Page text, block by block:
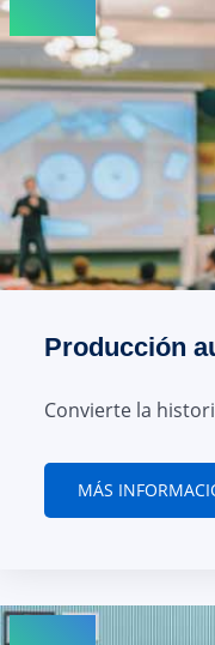
Producción
Convierte la
MÁS